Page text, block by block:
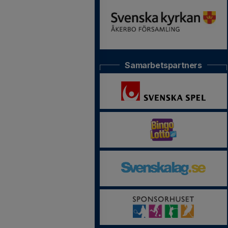
Samarbetspartners